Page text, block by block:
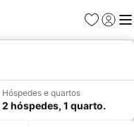
Favoritos
Iniciar
Hóspedes e quartos
2 hóspedes, 1 quarto.